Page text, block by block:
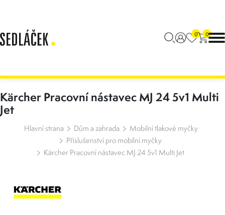
0 0
Kärcher Pracovní nástavec MJ 24 5v1 Multi
Jet
Hlavní strana Dům a zahrada
Mobilní tlakové myčky
Příslušenství pro mobilní myčky
Kärcher Pracovní nástavec MJ 24 5v1 Multi Jet